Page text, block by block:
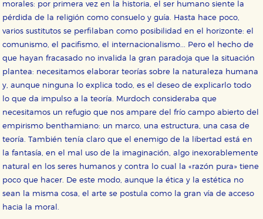
morales: por primera vez en la historia, el ser humano siente la
pérdida de la religión como consuelo y guía. Hasta hace poco,
varios sustitutos se perfilaban como posibilidad en el horizonte: el
comunismo, el pacifismo, el internacionalismo... Pero el hecho de
que hayan fracasado no invalida la gran paradoja que la situación
plantea: necesitamos elaborar teorías sobre la naturaleza humana
y, aunque ninguna lo explica todo, es el deseo de explicarlo todo
lo que da impulso a la teoría. Murdoch consideraba que
necesitamos un refugio que nos ampare del frío campo abierto del
empirismo benthamiano: un marco, una estructura, una casa de
teoría. También tenía claro que el enemigo de la libertad está en
la fantasía, en el mal uso de la imaginación, algo inexorablemente
natural en los seres humanos y contra lo cual la «razón pura» tiene
poco que hacer. De este modo, aunque la ética y la estética no
sean la misma cosa, el arte se postula como la gran vía de acceso
hacia la moral.